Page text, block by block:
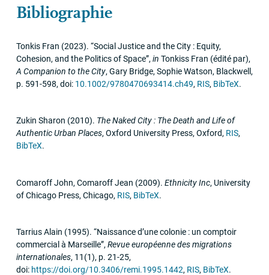
Bibliographie
Tonkis Fran (2023). “Social Justice and the City : Equity,
Cohesion, and the Politics of Space”,in Tonkiss Fran (édité par),
A Companion to the City,Gary Bridge, Sophie Watson, Blackwell ,
p. 591-598,doi: 10.1002/9780470693414.ch49, RIS, BibTeX.
Zukin Sharon (2010). The Naked City : The Death and Life of
Authentic Urban Places,Oxford University Press,Oxford, RIS,
BibTeX.
Comaroff John, Comaroff Jean (2009). Ethnicity Inc, University
of Chicago Press, Chicago, RIS, BibTeX.
Tarrius Alain (1995). “Naissance d’une colonie : un comptoir
commercial à Marseille”, Revue européenne des migrations
internationales, 11 (1), p. 21-25,
doi: https://doi.org/10.3406/remi.1995.1442, RIS, BibTeX.